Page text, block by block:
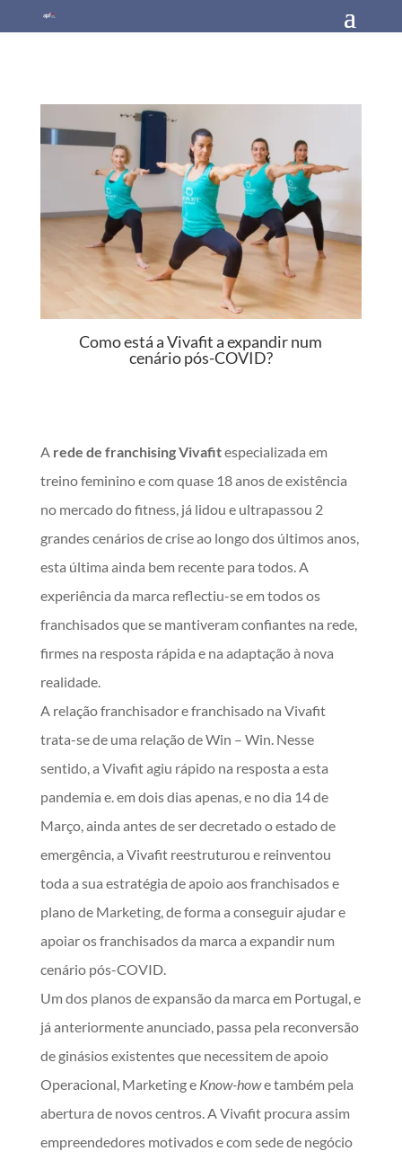
Como está a Vivafit a expandir num
cenário pós-COVID?
A rede de franchising Vivafitespecializada em
treino feminino e com quase 18 anos de existência
no mercado do fitness, já lidou e ultrapassou 2
grandes cenários de crise ao longo dos últimos anos,
esta última ainda bem recente para todos. A
experiência da marca reflectiu-se em todos os
franchisados que se mantiveram confiantes na rede,
firmes na resposta rápida e na adaptação à nova
realidade.
A relação franchisador e franchisado na Vivafit
trata-se de uma relação de Win – Win. Nesse
sentido, a Vivafit agiu rápido na resposta a esta
pandemia e. em dois dias apenas, e no dia 14 de
Março, ainda antes de ser decretado o estado de
emergência, a Vivafit reestruturou e reinventou
toda a sua estratégia de apoio aos franchisados e
plano de Marketing, de forma a conseguir ajudar e
apoiar os franchisados da marca a expandir num
cenário pós-COVID.
Um dos planos de expansão da marca em Portugal, e
já anteriormente anunciado, passa pela reconversão
de ginásios existentes que necessitem de apoio
Operacional, Marketing e Know-howe também pela
abertura de novos centros. A Vivafit procura assim
empreendedores motivados e com sede de negócio